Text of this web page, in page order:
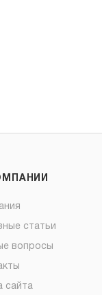
статьи
вопросы
сайта